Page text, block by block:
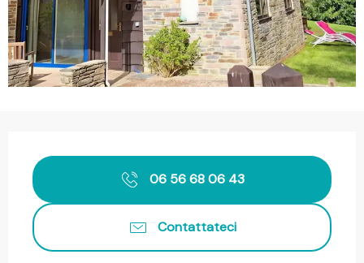
06 56 68 06 43
Contattateci